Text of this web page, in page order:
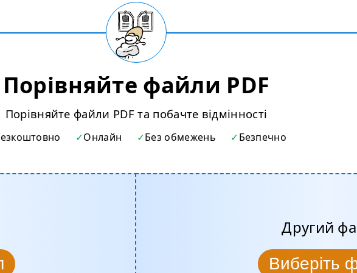
Порівняйте файли PDF
Порівняйте файли PDF та побачте відмінності
Онлайн Без обмежень Безпечно
Другий
Виберіть